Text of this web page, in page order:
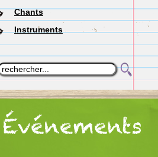
Chants
Instruments